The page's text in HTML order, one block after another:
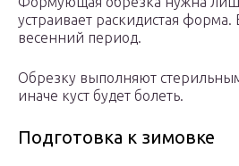
устраивает раскидистая форма.
весенний период.
Обрезку выполняют
иначе куст будет болеть.
Подготовка к зимовке